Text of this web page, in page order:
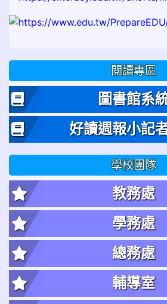
閱讀專區
圖書館系
好讀週報小記
學校團隊
教務處
學務處
總務處
輔導室